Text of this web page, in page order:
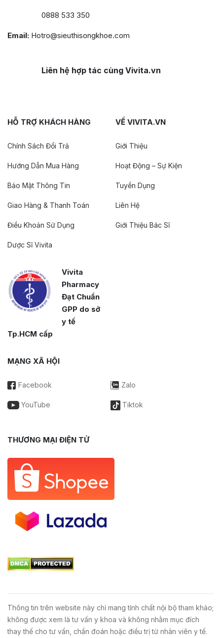
0888 533 350
Email: Hotro@sieuthisongkhoe.com
Liên hệ hợp tác cùng Vivita.vn
HỖ TRỢ KHÁCH HÀNG
Chính Sách Đổi Trả
Hướng Dẫn Mua Hàng
Bảo Mật Thông Tin
Giao Hàng & Thanh Toán
Điều Khoản Sử Dụng
Dược Sĩ Vivita
Vivita
Pharmacy
Đạt Chuẩn
GPP do sở
y tế
Tp.HCM cấp
VỀ VIVITA.VN
Giới Thiệu
Hoạt Động – Sự Kiện
Tuyển Dụng
Liên Hệ
Giới Thiệu Bác Sĩ
MẠNG XÃ HỘI
Facebook Zalo
YouTube Tiktok
THƯƠNG MẠI ĐIỆN TỬ
Thông tin trên website này chỉ mang tính chất nội bộ tham khảo;
không được xem là tư vấn y khoa và không nhằm mục đích
thay thế cho tư vấn, chẩn đoán hoặc điều trị từ nhân viên y tế.